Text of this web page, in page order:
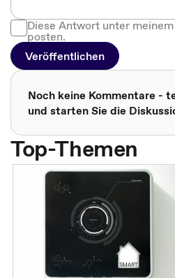
Diese Antwort unter
posten.
Veröffentlichen
Noch keine Kommentare -
und starten Sie die
Top-Themen